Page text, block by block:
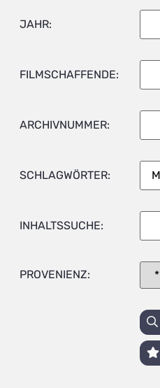
JAHR:
FILMSCHAFFENDE:
ARCHIVNUMMER:
SCHLAGWÖRTER:
INHALTSSUCHE:
PROVENIENZ: